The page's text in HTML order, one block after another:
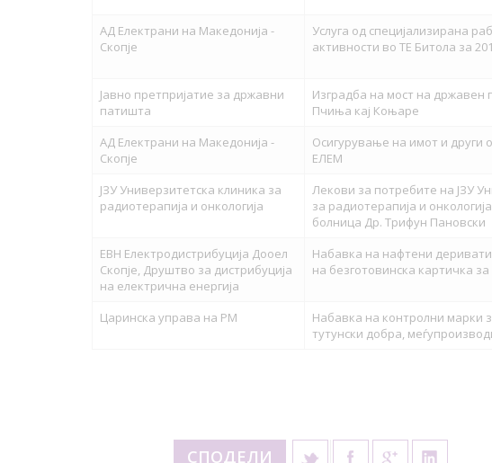
АД Електрани на Македонија -
Скопје
Услуга од специјализирана
активности во ТЕ Битола за
Јавно претпријатие за државни
патишта
Изградба на мост на државен
Пчиња кај Коњаре
АД Електрани на Македонија -
Скопје
Осигурување на имот и други
ЕЛЕМ
ЈЗУ Универзитетска клиника за
радиотерапија и онкологија
Лекови за потребите на ЈЗУ
за радиотерапија и
болница Др. Трифун Пановски
ЕВН Електродистрибуција Дооел
Скопје, Друштво за дистрибуција
на електрична енергија
Набавка на нафтени
на безготовинска картичка
Царинска управа на РМ
Набавка на контролни марки
тутунски добра,
СПОДЕЛИ